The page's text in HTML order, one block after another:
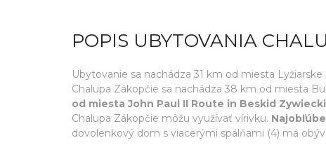
POPIS UBYTOVANIA
Ubytovanie sa nachádza 31 km od miesta
Chalupa Zákopčie sa nachádza 38 km od miesta
od miesta John Paul II Route in Beskid
Chalupa Zákopčie môžu využívať vírivku.
dovolenkový dom s viacerými spálňami (4) má